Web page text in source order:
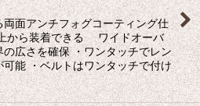
両面アンチフォグコーティング仕
から装着できる ワイドオーバ
の広さを確保 ・ワンタッチでレン
可能 ・ベルトはワンタッチで付け